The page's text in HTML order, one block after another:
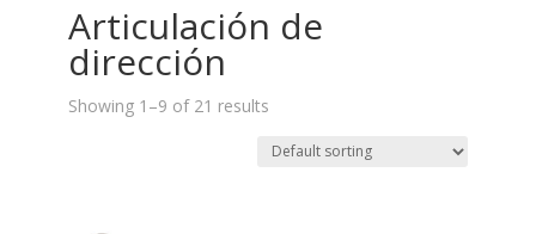
Articulación de
dirección
Showing 1–9 of 21 results